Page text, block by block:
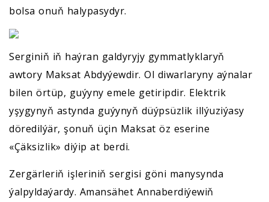
bolsa onuň halypasydyr.
Serginiň iň haýran galdyryjy gymmatlyklaryň
awtory Maksat Abdyýewdir. Ol diwarlaryny aýnalar
bilen örtüp, guýyny emele getiripdir. Elektrik
yşygynyň astynda guýynyň düýpsüzlik illýuziýasy
döredilýär, şonuň üçin Maksat öz eserine
«Çäksizlik» diýip at berdi.
Zergärleriň işleriniň sergisi göni manysynda
ýalpyldaýardy. Amansähet Annaberdiýewiň